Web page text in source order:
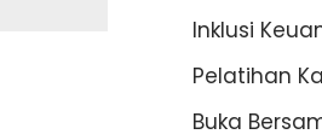
Inklusi
Pelatihan
Buka